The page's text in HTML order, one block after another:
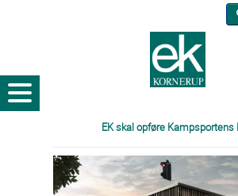
EK skal opføre Kampsportens